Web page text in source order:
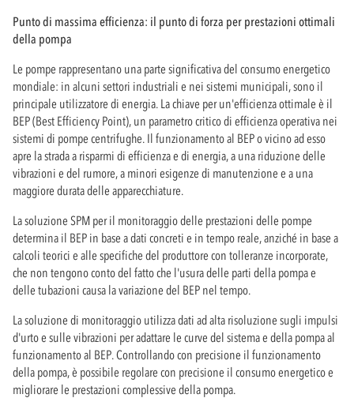
Punto di massima efficienza: il punto di forza per prestazioni ottimali
della pompa
Le pompe rappresentano una parte significativa del consumo energetico
mondiale: in alcuni settori industriali e nei sistemi municipali, sono il
principale utilizzatore di energia. La chiave per un'efficienza ottimale è il
BEP (Best Efficiency Point), un parametro critico di efficienza operativa nei
sistemi di pompe centrifughe. Il funzionamento al BEP o vicino ad esso
apre la strada a risparmi di efficienza e di energia, a una riduzione delle
vibrazioni e del rumore, a minori esigenze di manutenzione e a una
maggiore durata delle apparecchiature.
La soluzione SPM per il monitoraggio delle prestazioni delle pompe
determina il BEP in base a dati concreti e in tempo reale, anziché in base a
calcoli teorici e alle specifiche del produttore con tolleranze incorporate,
che non tengono conto del fatto che l'usura delle parti della pompa e
delle tubazioni causa la variazione del BEP nel tempo.
La soluzione di monitoraggio utilizza dati ad alta risoluzione sugli impulsi
d'urto e sulle vibrazioni per adattare le curve del sistema e della pompa al
funzionamento al BEP. Controllando con precisione il funzionamento
della pompa, è possibile regolare con precisione il consumo energetico e
migliorare le prestazioni complessive della pompa.